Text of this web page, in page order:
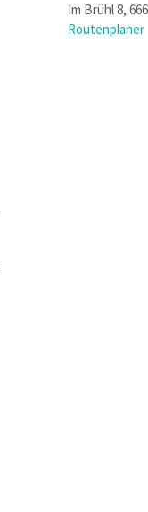
Im Brühl 8,
Routenplaner